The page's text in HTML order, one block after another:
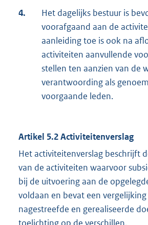
4.
Het dagelijks bestuur is
voorafgaand aan de
aanleiding toe is ook na
activiteiten aanvullende
stellen ten aanzien van de
verantwoording als
voorgaande leden.
Artikel 5.2 Activiteitenverslag
Het activiteitenverslag beschrijft
van de activiteiten waarvoor
bij de uitvoering aan de
voldaan en bevat een vergelijking
nagestreefde en gerealiseerde